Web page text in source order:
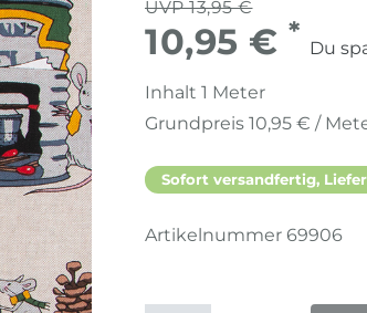
UVP 13,95 €
10,95 € *
Du
Inhalt 1 Meter
Grundpreis 10,95 € /
Sofort versandfertig,
Artikelnummer 69906